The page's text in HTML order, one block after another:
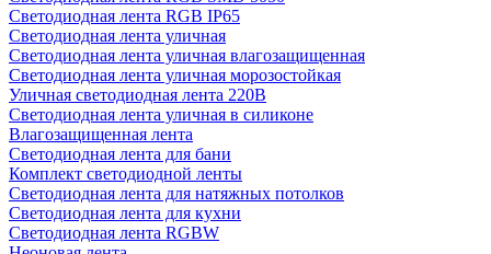
Светодиодная лента RGB IP65
Светодиодная лента уличная
Светодиодная лента уличная влагозащищенная
Светодиодная лента уличная морозостойкая
Уличная светодиодная лента 220В
Светодиодная лента уличная в силиконе
Влагозащищенная лента
Светодиодная лента для бани
Комплект светодиодной ленты
Светодиодная лента для натяжных потолков
Светодиодная лента для кухни
Светодиодная лента RGBW